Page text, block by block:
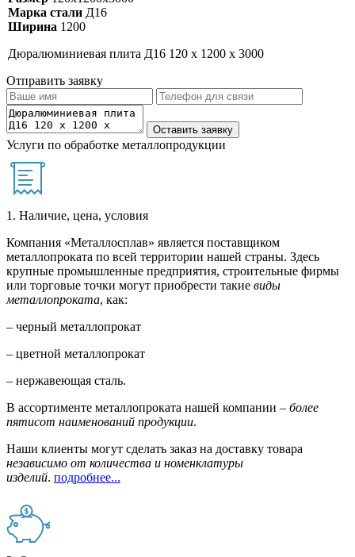
Марка стали Д16
Ширина 1200
Дюралюминиевая плита Д16 120 х 1200 х 3000
Отправить заявку
Услуги по обработке металлопродукции
1. Наличие, цена, условия
Компания «Металлосплав» является поставщиком
металлопроката по всей территории нашей страны. Здесь
крупные промышленные предприятия, строительные фирмы
или торговые точки могут приобрести такие виды
металлопроката, как:
– черный металлопрокат
– цветной металлопрокат
– нержавеющая сталь.
В ассортименте металлопроката нашей компании – более
пятисот наименований продукции.
Наши клиенты могут сделать заказ на доставку товара
независимо от количества и номенклатуры
изделий. подробнее...